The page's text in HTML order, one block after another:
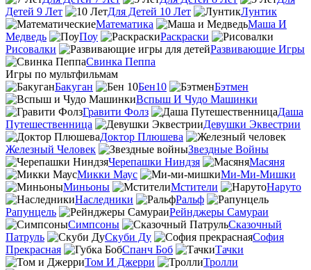
Детей 9 Лет
Для Детей 10 Лет
Лунтик
Математика
Маша И
Медведь
Поу
Раскраски
Рисовалки
Развивающие Игры
Свинка Пеппа
Игры по мультфильмам
Бакуган
Бен10
Бэтмен
Вспыш И Чудо Машинки
Гравити Фолз
Даша
Путешественница
Девушки Эквестрии
Доктор Плюшева
Железный Человек
Звездные Войны
Черепашки Ниндзя
Масяня
Микки Маус
Ми-Ми-Мишки
Миньоны
Мстители
Наруто
Наследники
Ральф
Рапунцель
Рейнджеры Самураи
Симпсоны
Сказочный
Патруль
Скуби Ду
София
Прекрасная
Спанч Боб
Тачки
Том И Джерри
Тролли